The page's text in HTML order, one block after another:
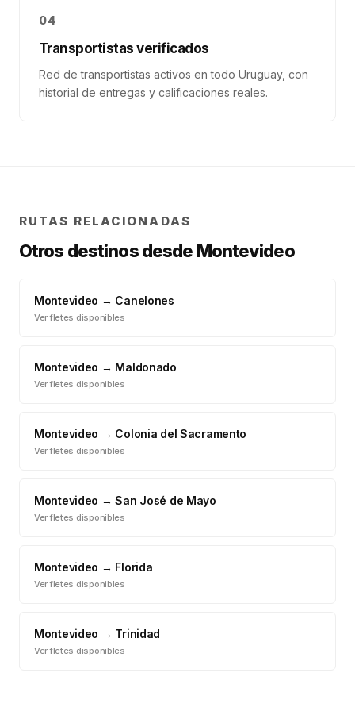
04
Transportistas verificados
Red de transportistas activos en todo Uruguay, con
historial de entregas y calificaciones reales.
RUTAS RELACIONADAS
Otros destinos desde Montevideo
Montevideo → Canelones
Ver fletes disponibles
Montevideo → Maldonado
Ver fletes disponibles
Montevideo → Colonia del Sacramento
Ver fletes disponibles
Montevideo →San José de Mayo
Ver fletes disponibles
Montevideo → Florida
Ver fletes disponibles
Montevideo → Trinidad
Ver fletes disponibles